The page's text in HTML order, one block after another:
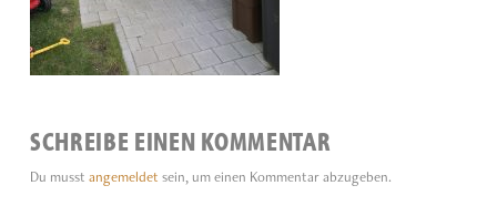
SCHREIBE EINEN KOMMENTAR
Du musst angemeldet sein, um einen Kommentar abzugeben.